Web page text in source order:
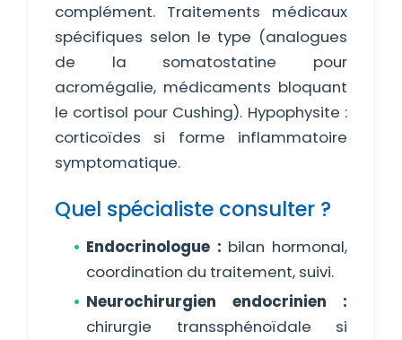
complément. Traitements médicaux
spécifiques selon le type (analogues
de la somatostatine pour
acromégalie, médicaments bloquant
le cortisol pour Cushing). Hypophysite :
corticoïdes si forme inflammatoire
symptomatique.
Quel spécialiste consulter ?
Endocrinologue : bilan hormonal,
coordination du traitement, suivi.
Neurochirurgien endocrinien :
chirurgie transsphénoïdale si